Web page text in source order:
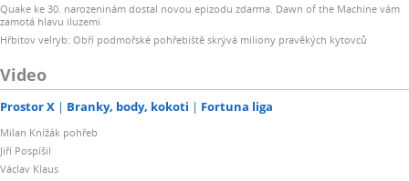
Quake ke 30. narozeninám dostal novou epizodu zdarma. Dawn of the Machine vám
zamotá hlavu iluzemi
Hřbitov velryb: Obří podmořské pohřebiště skrývá miliony pravěkých kytovců
Video
Prostor X Branky, body, kokoti Fortuna liga
Milan Knížák pohřeb
Jiří Pospíšil
Václav Klaus